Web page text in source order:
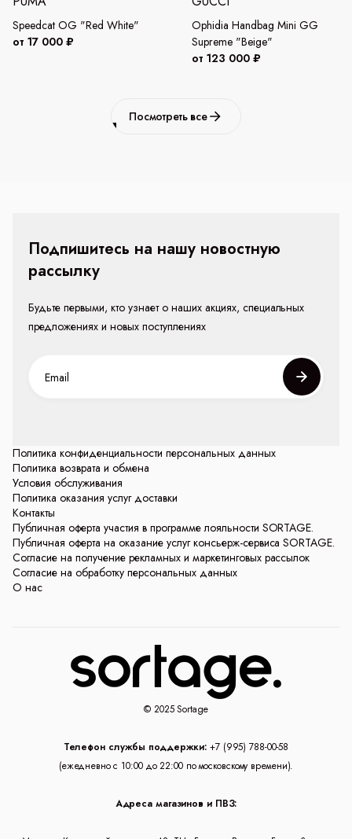
Speedcat OG "Red White"
от 17 000 ₽
Ophidia Handbag Mini GG
Supreme "Beige"
от 123 000 ₽
Посмотреть все
Политика конфиденциальности персональных данных
Политика возврата и обмена
Условия обслуживания
Политика оказания услуг доставки
Контакты
Публичная оферта участия в программе лояльности SORTAGE.
Публичная оферта на оказание услуг консьерж-сервиса SORTAGE.
Согласие на получение рекламных и маркетинговых рассылок
Согласие на обработку персональных данных
О нас
Подпишитесь на нашу новостную
рассылку
Будьте первыми, кто узнает о наших акциях, специальных
предложениях и новых поступлениях
© 2025 Sortage
Телефон службы поддержки: +7 (995) 788-00-58
(ежедневно с 10:00 до 22:00 по московскому времени).
Адреса магазинов и ПВЗ: